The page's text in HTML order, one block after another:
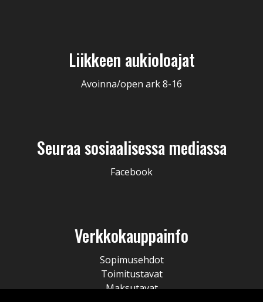
Liikkeen aukioloajat
Avoinna/open ark 8-16
Seuraa sosiaalisessa mediassa
Facebook
Verkkokauppainfo
Sopimusehdot
Toimitustavat
Maksutavat